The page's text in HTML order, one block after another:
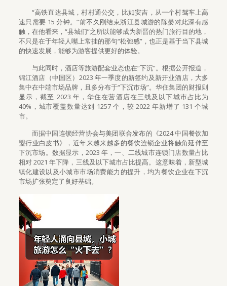
“高铁直达县城，村村通公交，比如安吉，从一个村驾车上高
速只需要 15 分钟。”前不久刚结束浙江县城游的陈晏对此深有感
触，在他看来，“县城们”之所以能够成为新晋的热门旅行目的地，
不只是在于年轻人嘴上常挂的那句“松弛感”，也正是基于当下县城
的快速发展，能够为游客提供更好的体验。
与此同时，酒店等旅游配套业态也在“下沉”。根据公开报道，
锦江酒店（中国区）2023 年一季度的新签约及新开业酒店，大多
集中在中端市场品牌，且多分布于“下沉市场”。华住集团的财报则
显示，截至 2023 年，华住在营酒店在三线及以下城市占比为
40%，城市覆盖数量达到 1257 个，较 2022 年新增了 131 个城
市。
而据中国连锁经营协会与美团联合发布的《2024 中国餐饮加
盟行业白皮书》，近年来越来越多的餐饮连锁企业将触角延伸至
下沉市场。数据显示，2023 年，一、二线城市连锁门店数量占比
相对 2021 年下降，三线及以下城市占比提高。这意味着，新型城
镇化建设以及小城市市场消费能力的提升，均为餐饮企业在下沉
市场扩张奠定了良好基础。